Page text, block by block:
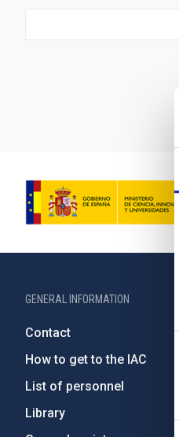
GENERAL INFORMATION
Contact
How to get to the IAC
List of personnel
Library